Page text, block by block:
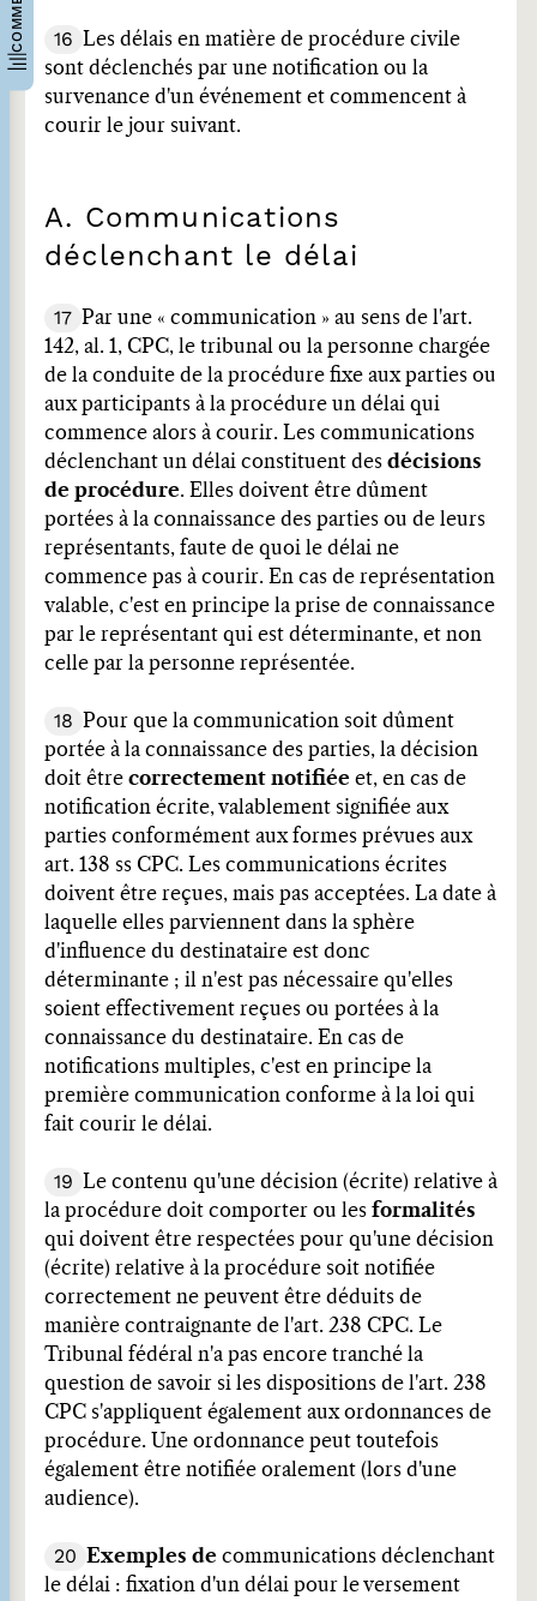
16
Les délais en matière de procédure civile
sont déclenchés par une notification ou la
survenance d'un événement et commencent à
courir le jour suivant.
A. Communications
déclenchant le délai
17 Par une « communication » au sens de l'art.
142, al. 1, CPC, le tribunal ou la personne chargée
de la conduite de la procédure fixe aux parties ou
aux participants à la procédure un délai qui
commence alors à courir. Les communications
déclenchant un délai constituent des décisions
de procédure. Elles doivent être dûment
portées à la connaissance des parties ou de leurs
représentants, faute de quoi le délai ne
commence pas à courir. En cas de représentation
valable, c'est en principe la prise de connaissance
par le représentant qui est déterminante, et non
celle par la personne représentée.
18
Pour que la communication soit dûment
portée à la connaissance des parties, la décision
doit être correctement notifiée et, en cas de
notification écrite, valablement signifiée aux
parties conformément aux formes prévues aux
art. 138 ss CPC. Les communications écrites
doivent être reçues, mais pas acceptées. La date à
laquelle elles parviennent dans la sphère
d'influence du destinataire est donc
déterminante ; il n'est pas nécessaire qu'elles
soient effectivement reçues ou portées à la
connaissance du destinataire. En cas de
notifications multiples, c'est en principe la
première communication conforme à la loi qui
fait courir le délai.
19
Le contenu qu'une décision (écrite) relative à
la procédure doit comporter ou les formalités
qui doivent être respectées pour qu'une décision
(écrite) relative à la procédure soit notifiée
correctement ne peuvent être déduits de
manière contraignante de l'art. 238 CPC. Le
Tribunal fédéral n'a pas encore tranché la
question de savoir si les dispositions de l'art. 238
CPC s'appliquent également aux ordonnances de
procédure. Une ordonnance peut toutefois
également être notifiée oralement (lors d'une
audience).
20 Exemples de communications déclenchant
le délai : fixation d'un délai pour le versement